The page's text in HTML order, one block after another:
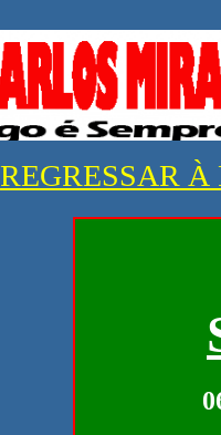
REGRESSAR